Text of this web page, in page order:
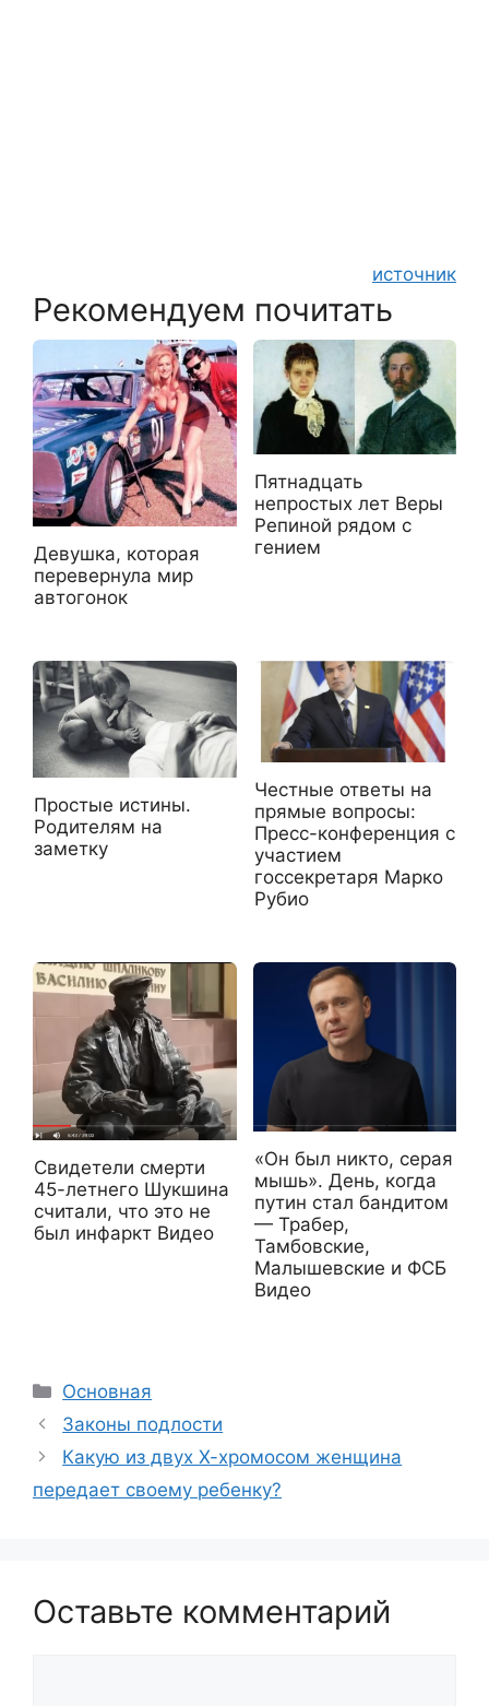
источник
Рекомендуем почитать
Девушка, которая
перевернула мир
автогонок
Пятнадцать
непростых лет Веры
Репиной рядом с
гением
Простые истины.
Родителям на
заметку
Честные ответы на
прямые вопросы:
Пресс-конференция с
участием
госсекретаря Марко
Рубио
Свидетели смерти
45-летнего Шукшина
считали, что это не
был инфаркт Видео
«Он был никто, серая
мышь». День, когда
путин стал бандитом
— Трабер,
Тамбовские,
Малышевские и ФСБ
Видео
Рубрики
Основная
Законы подлости
Какую из двух Х-хромосом женщина
передает своему ребенку?
Оставьте комментарий